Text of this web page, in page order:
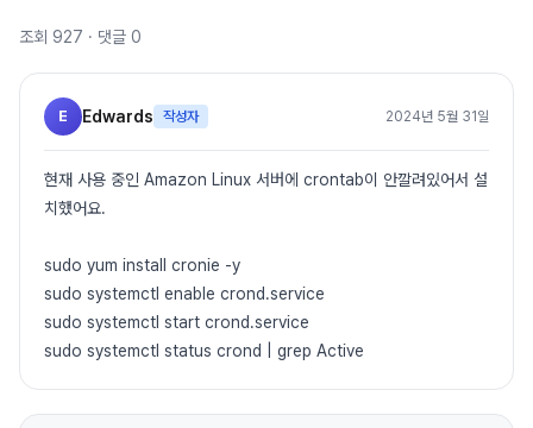
조회 927 · 댓글 0
E Edwards 작성자 2024년 5월 31일
현재 사용 중인 Amazon Linux 서버에 crontab이 안깔려있어서 설
치했어요.
sudo yum install cronie -y
sudo systemctl enable crond.service
sudo systemctl start crond.service
sudo systemctl status crond | grep Active